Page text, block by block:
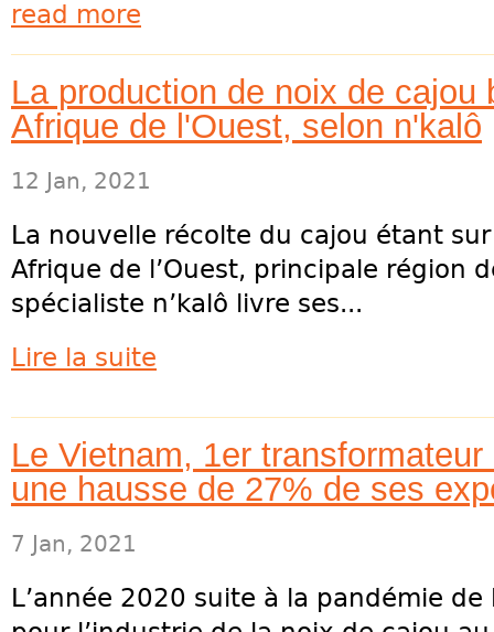
read more
La production de noix de cajou
Afrique de l'Ouest, selon n'kalô
12 Jan, 2021
La nouvelle récolte du cajou étant
Afrique de l’Ouest, principale région
spécialiste n’kalô livre ses...
Lire la suite
Le Vietnam, 1er
une hausse de 27% de ses
7 Jan, 2021
L’année 2020 suite à la pandémie